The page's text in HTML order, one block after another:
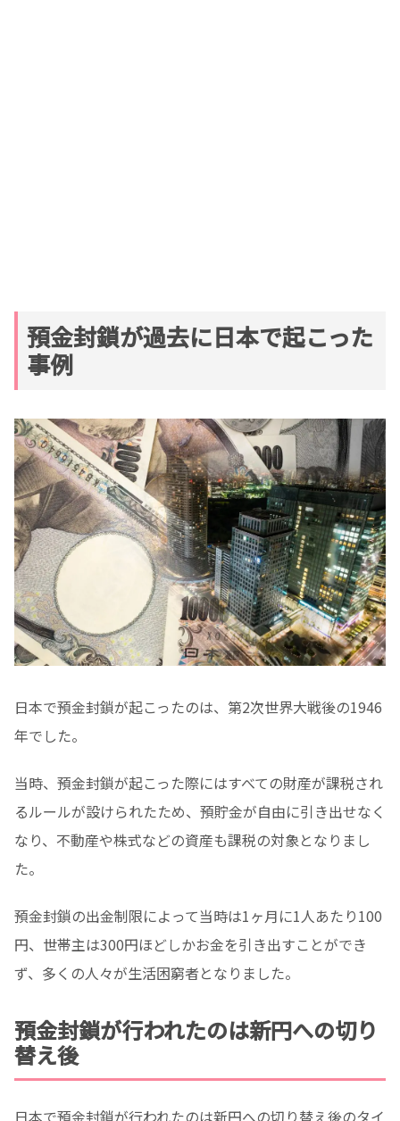
預金封鎖が過去に日本で起こった
事例
日本で預金封鎖が起こったのは、第2次世界大戦後の1946
年でした。
当時、預金封鎖が起こった際にはすべての財産が課税され
るルールが設けられたため、預貯金が自由に引き出せなく
なり、不動産や株式などの資産も課税の対象となりまし
た。
預金封鎖の出金制限によって当時は1ヶ月に1人あたり100
円、世帯主は300円ほどしかお金を引き出すことができ
ず、多くの人々が生活困窮者となりました。
預金封鎖が行われたのは新円への切り
替え後
日本で預金封鎖が行われたのは新円への切り替え後のタイ